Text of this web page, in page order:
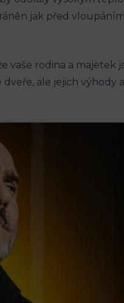
jak před
vaše rodina a majetek
ale jejich výhody